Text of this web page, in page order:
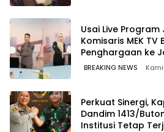
Usai Live
Komisaris MEK
Penghargaan ke
BREAKING NEWS
Perkuat Sinergi,
Dandim 1413/
Institusi Tetap